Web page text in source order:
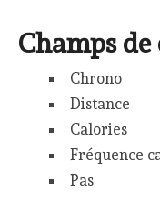
Champs de
Chrono
Distance
Calories
Fréquence
Pas